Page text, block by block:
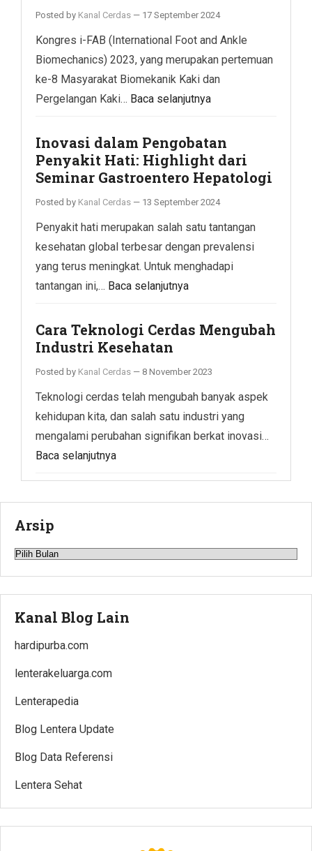
Posted by Kanal Cerdas — 17 September 2024
Kongres i-FAB (International Foot and Ankle
Biomechanics) 2023, yang merupakan pertemuan
ke-8 Masyarakat Biomekanik Kaki dan
Pergelangan Kaki… Baca selanjutnya
Inovasi dalam Pengobatan
Penyakit Hati: Highlight dari
Seminar Gastroentero Hepatologi
Posted by Kanal Cerdas — 13 September 2024
Penyakit hati merupakan salah satu tantangan
kesehatan global terbesar dengan prevalensi
yang terus meningkat. Untuk menghadapi
tantangan ini,… Baca selanjutnya
Cara Teknologi Cerdas Mengubah
Industri Kesehatan
Posted by Kanal Cerdas — 8 November 2023
Teknologi cerdas telah mengubah banyak aspek
kehidupan kita, dan salah satu industri yang
mengalami perubahan signifikan berkat inovasi…
Baca selanjutnya
Arsip
Arsip
Kanal Blog Lain
hardipurba.com
lenterakeluarga.com
Lenterapedia
Blog Lentera Update
Blog Data Referensi
Lentera Sehat